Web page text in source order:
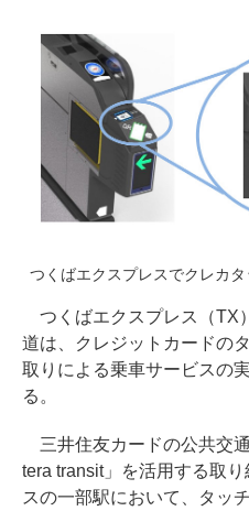
つくばエクスプレスでクレカ
つくばエクスプレス（TX
道は、クレジットカードの
取りによる乗車サービスの
る。
三井住友カードの公共交
tera transit」を活用する取
スの一部駅において、タッ